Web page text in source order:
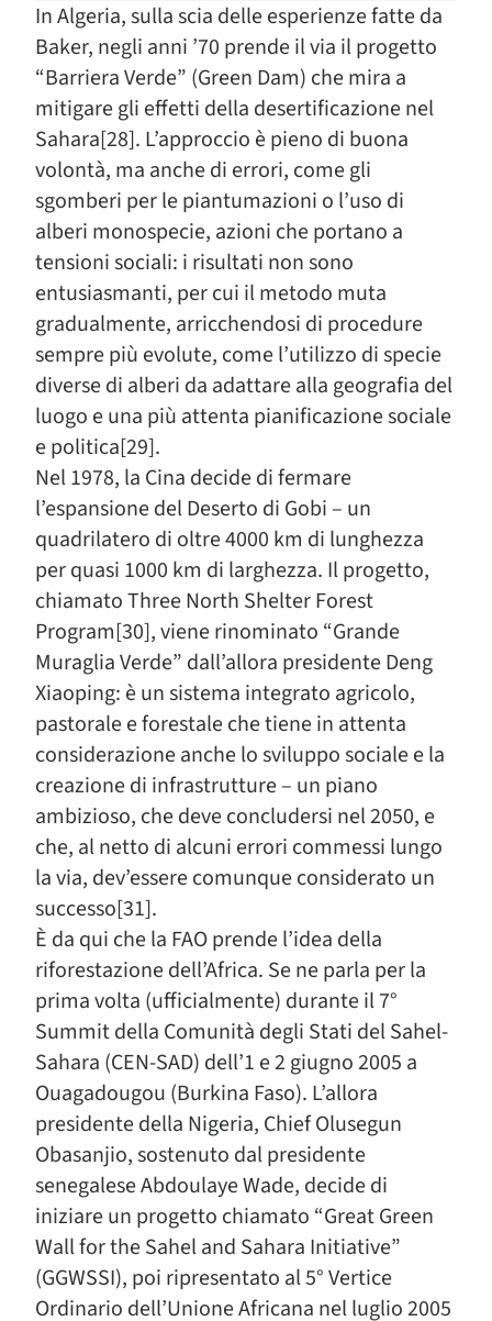
In Algeria, sulla scia delle esperienze fatte da
Baker, negli anni ’70 prende il via il progetto
“Barriera Verde” (Green Dam) che mira a
mitigare gli effetti della desertificazione nel
Sahara[28]. L’approccio è pieno di buona
volontà, ma anche di errori, come gli
sgomberi per le piantumazioni o l’uso di
alberi monospecie, azioni che portano a
tensioni sociali: i risultati non sono
entusiasmanti, per cui il metodo muta
gradualmente, arricchendosi di procedure
sempre più evolute, come l’utilizzo di specie
diverse di alberi da adattare alla geografia del
luogo e una più attenta pianificazione sociale
e politica[29].
Nel 1978, la Cina decide di fermare
l’espansione del Deserto di Gobi – un
quadrilatero di oltre 4000 km di lunghezza
per quasi 1000 km di larghezza. Il progetto,
chiamato Three North Shelter Forest
Program[30], viene rinominato “Grande
Muraglia Verde” dall’allora presidente Deng
Xiaoping: è un sistema integrato agricolo,
pastorale e forestale che tiene in attenta
considerazione anche lo sviluppo sociale e la
creazione di infrastrutture – un piano
ambizioso, che deve concludersi nel 2050, e
che, al netto di alcuni errori commessi lungo
la via, dev’essere comunque considerato un
successo[31].
È da qui che la FAO prende l’idea della
riforestazione dell’Africa. Se ne parla per la
prima volta (ufficialmente) durante il 7°
Summit della Comunità degli Stati del Sahel-
Sahara (CEN-SAD) dell’1 e 2 giugno 2005 a
Ouagadougou (Burkina Faso). L’allora
presidente della Nigeria, Chief Olusegun
Obasanjio, sostenuto dal presidente
senegalese Abdoulaye Wade, decide di
iniziare un progetto chiamato “Great Green
Wall for the Sahel and Sahara Initiative”
(GGWSSI), poi ripresentato al 5° Vertice
Ordinario dell’Unione Africana nel luglio 2005